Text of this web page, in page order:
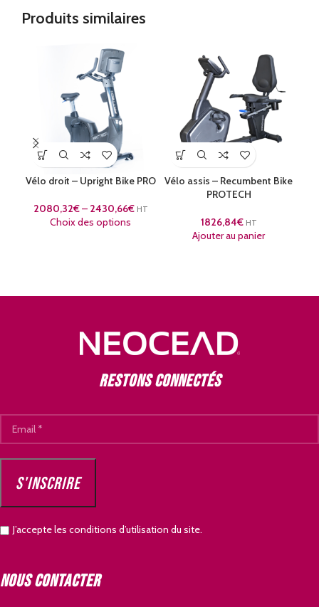
Produits similaires
Vélo droit – Upright Bike PRO
2080,32€– 2430,66€ HT
Choix des options
Vélo assis – Recumbent Bike
PROTECH
1826,84€ HT
Ajouter au panier
Restons connectés
J’accepte les conditions d’utilisation du site.
Nous contacter